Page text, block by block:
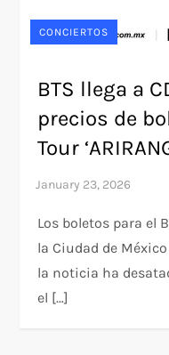
CONCIERTOS
BTS llega a
precios de
Tour
Los boletos para el
la Ciudad de
la noticia ha
el […]